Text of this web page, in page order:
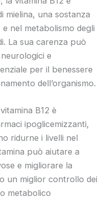
mielina, una sostanza
nel metabolismo degli
La sua carenza può
e
per il benessere
dell’organismo.
B12 è
ipoglicemizzanti,
ridurne i livelli nel
può aiutare a
e migliorare la
un miglior controllo dei
metabolico